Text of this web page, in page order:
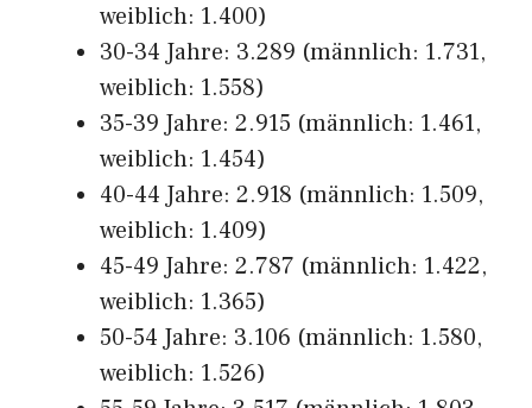
weiblich: 1.400)
30-34 Jahre: 3.289 (männlich: 1.731,
weiblich: 1.558)
35-39 Jahre: 2.915 (männlich: 1.461,
weiblich: 1.454)
40-44 Jahre: 2.918 (männlich: 1.509,
weiblich: 1.409)
45-49 Jahre: 2.787 (männlich: 1.422,
weiblich: 1.365)
50-54 Jahre: 3.106 (männlich: 1.580,
weiblich: 1.526)